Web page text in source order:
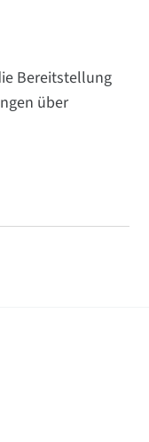
Bereitstellung
über